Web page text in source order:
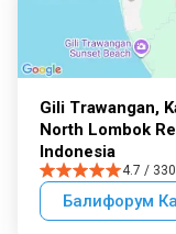
Gili Trawangan,
North Lombok
Indonesia
4.7 /
Балифорум